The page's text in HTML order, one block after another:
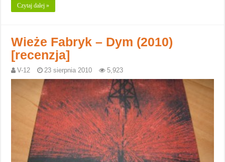
Czytaj dalej »
Wieże Fabryk – Dym (2010)
[recenzja]
V-12 23 sierpnia 2010 5,923